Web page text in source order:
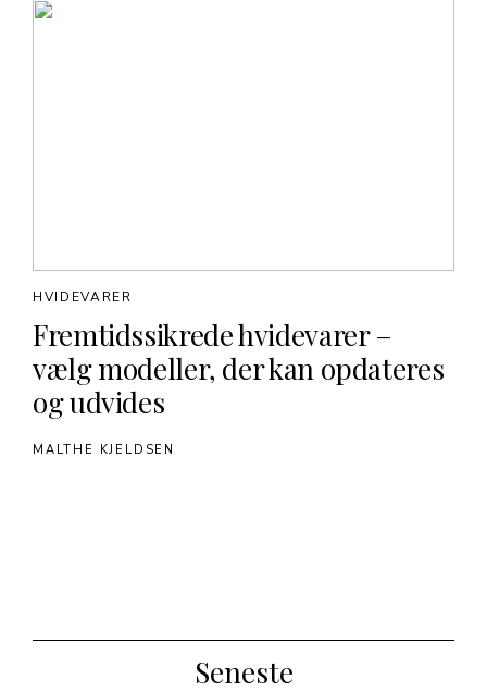
Fremtidssikrede hvidevarer –
vælg modeller, der kan opdateres
og udvides
HVIDEVARER
MALTHE KJELDSEN
Seneste